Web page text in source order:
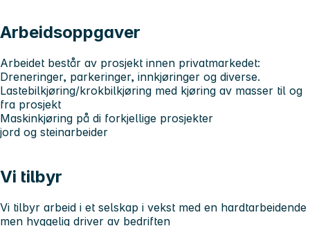
Arbeidsoppgaver
Arbeidet består av prosjekt innen privatmarkedet:
Dreneringer, parkeringer, innkjøringer og diverse.
Lastebilkjøring/krokbilkjøring med kjøring av masser til og
fra prosjekt
Maskinkjøring på di forkjellige prosjekter
jord og steinarbeider
Vi tilbyr
Vi tilbyr arbeid i et selskap i vekst med en hardtarbeidende
men hyggelig driver av bedriften